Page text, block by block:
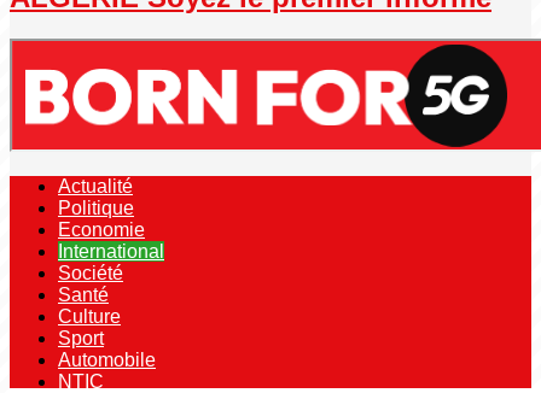
Actualité
Politique
Economie
International
Société
Santé
Culture
Sport
Automobile
NTIC